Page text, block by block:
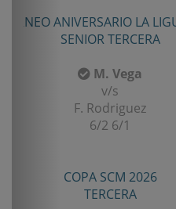
TORNEO ANIVERSARIO LA
CUARTA
R. Salinas
C. Cabrera
6/3 1/6 10/6
TORNEO ANIVERSARIO
SENIOR CUARTA